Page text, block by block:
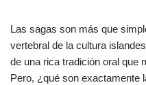
Las sagas son más que
vertebral de la cultura
de una rica tradición oral que
Pero, ¿qué son exactamente